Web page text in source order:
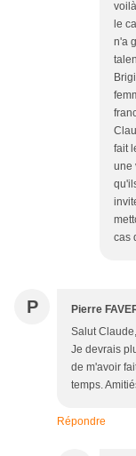
le
n'a
fait
une
cas
P Pierre
Salut
Je devrais
de m'avoir
temps.
Répondre